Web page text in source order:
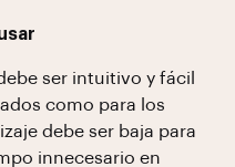
ser intuitivo y fácil
como para los
debe ser baja para
innecesario en